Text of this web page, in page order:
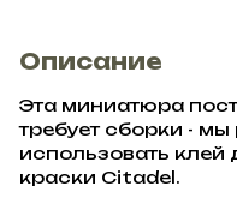
Описание
Эта миниатюра
требует сборки -
использовать клей
краски Citadel.